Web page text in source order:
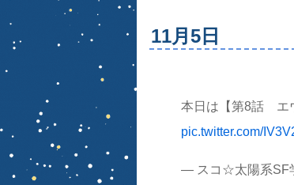
11月5日
本日は【第8話 エ
pic.twitter.com/
— スコ☆太陽系SF